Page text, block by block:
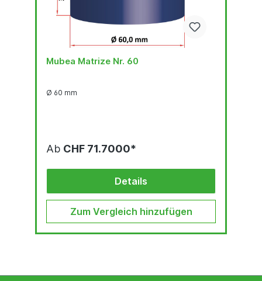
Mubea Matrize Nr. 60
Ø 60 mm
Ab CHF 71.7000*
Details
Zum Vergleich hinzufügen